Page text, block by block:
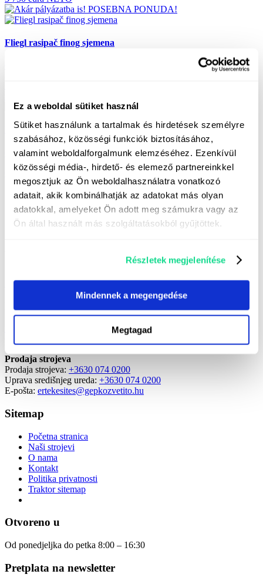
Ez a weboldal sütiket használ
Sütiket használunk a tartalmak és hirdetések személyre
szabásához, közösségi funkciók biztosításához,
valamint weboldalforgalmunk elemzéséhez. Ezenkívül
közösségi média-, hirdető- és elemező partnereinkkel
megosztjuk az Ön weboldalhasználatra vonatkozó
adatait, akik kombinálhatják az adatokat más olyan
adatokkal, amelyeket Ön adott meg számukra vagy az
Ön által használt más szolgáltatásokból gyűjtöttek.
Részletek megjelenítése
Mindennek a megengedése
Megtagad
POSEBNA PONUDA!
Fliegl rasipač finog sjemena
Fliegl Profi-Plus vilica za silažu
GK identifikator: SIGFLM000010
Cijena: Molimo raspitajte se!
Želite li se raspitati?
Želite li se raspitati?
Zatražite opoziv
Kontakt
H-7400 Kaposvár, Dombóvári út 18.
Prodaja strojeva
Prodaja strojeva: +3630 074 0200
Uprava središnjeg ureda: +3630 074 0200
E-pošta: ertekesites@gepkozvetito.hu
Sitemap
Početna stranica
Naši strojevi
O nama
Kontakt
Politika privatnosti
Traktor sitemap
Otvoreno u
Od ponedjeljka do petka 8:00 – 16:30
Pretplata na newsletter